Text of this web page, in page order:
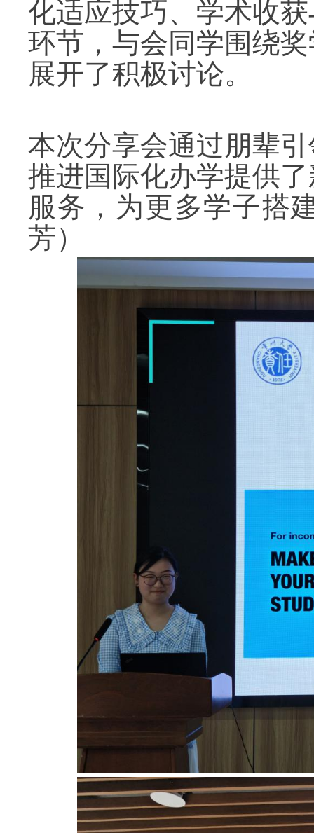
化适应技巧、学术收
环节，与会同学围绕
展开了积极讨论。
本次分享会通过朋辈
推进国际化办学提供
服务，为更多学子搭
芳）